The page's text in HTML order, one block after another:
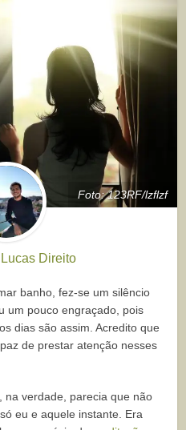
Foto: 123RF/lzflzf
Lucas Direito
banho, fez-se um silêncio
um pouco engraçado, pois
dias são assim. Acredito que
de prestar atenção nesses
na verdade, parecia que não
eu e aquele instante. Era